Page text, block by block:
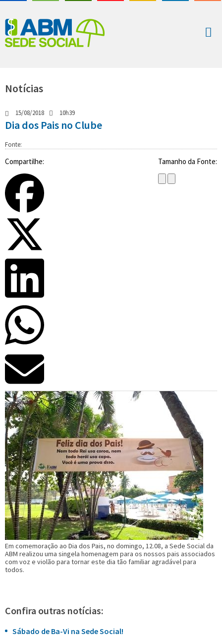
Notícias
15/08/2018 10h39
Dia dos Pais no Clube
Fonte:
Compartilhe: Tamanho da Fonte:
Em comemoração ao Dia dos Pais, no domingo, 12.08, a Sede Social da
ABM realizou uma singela homenagem para os nossos pais associados
com voz e violão para tornar este dia tão familiar agradável para
todos.
Confira outras notícias:
Sábado de Ba-Vi na Sede Social!